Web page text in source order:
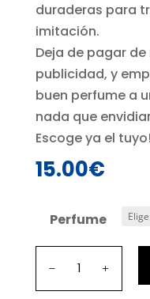
duraderas para
imitación.
Deja de pagar
publicidad, y
buen perfume a
nada que
Escoge ya el
15.00€
Perfume